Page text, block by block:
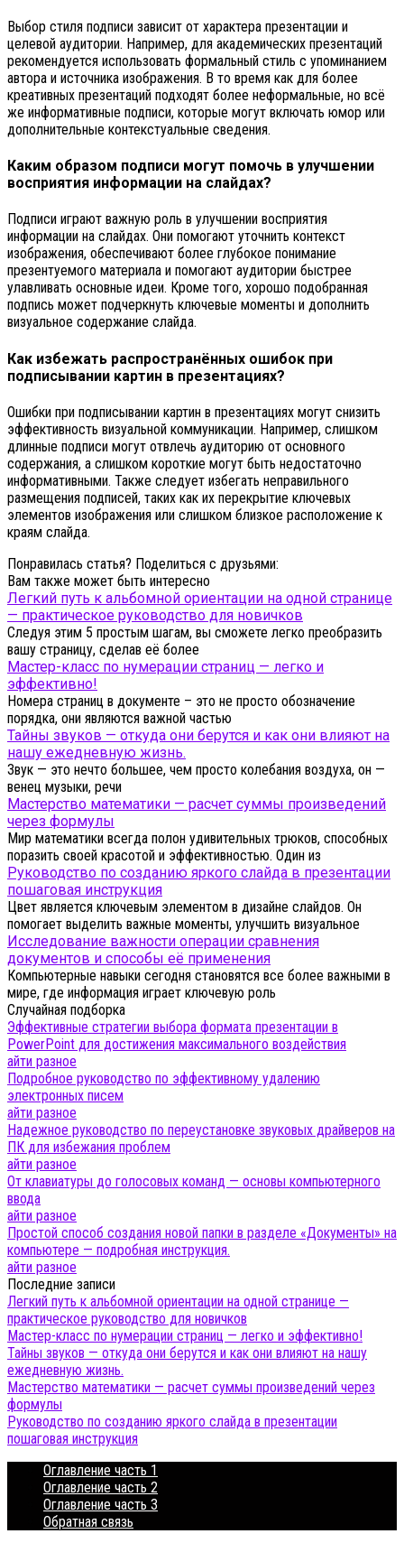
Выбор стиля подписи зависит от характера презентации и
целевой аудитории. Например, для академических презентаций
рекомендуется использовать формальный стиль с упоминанием
автора и источника изображения. В то время как для более
креативных презентаций подходят более неформальные, но всё
же информативные подписи, которые могут включать юмор или
дополнительные контекстуальные сведения.
Каким образом подписи могут помочь в улучшении
восприятия информации на слайдах?
Подписи играют важную роль в улучшении восприятия
информации на слайдах. Они помогают уточнить контекст
изображения, обеспечивают более глубокое понимание
презентуемого материала и помогают аудитории быстрее
улавливать основные идеи. Кроме того, хорошо подобранная
подпись может подчеркнуть ключевые моменты и дополнить
визуальное содержание слайда.
Как избежать распространённых ошибок при
подписывании картин в презентациях?
Ошибки при подписывании картин в презентациях могут снизить
эффективность визуальной коммуникации. Например, слишком
длинные подписи могут отвлечь аудиторию от основного
содержания, а слишком короткие могут быть недостаточно
информативными. Также следует избегать неправильного
размещения подписей, таких как их перекрытие ключевых
элементов изображения или слишком близкое расположение к
краям слайда.
Понравилась статья? Поделиться с друзьями:
Вам также может быть интересно
Легкий путь к альбомной ориентации на одной странице
— практическое руководство для новичков
Следуя этим 5 простым шагам, вы сможете легко преобразить
вашу страницу, сделав её более
Мастер-класс по нумерации страниц — легко и
эффективно!
Номера страниц в документе – это не просто обозначение
порядка, они являются важной частью
Тайны звуков — откуда они берутся и как они влияют на
нашу ежедневную жизнь.
Звук — это нечто большее, чем просто колебания воздуха, он —
венец музыки, речи
Мастерство математики — расчет суммы произведений
через формулы
Мир математики всегда полон удивительных трюков, способных
поразить своей красотой и эффективностью. Один из
Руководство по созданию яркого слайда в презентации
пошаговая инструкция
Цвет является ключевым элементом в дизайне слайдов. Он
помогает выделить важные моменты, улучшить визуальное
Исследование важности операции сравнения
документов и способы её применения
Компьютерные навыки сегодня становятся все более важными в
мире, где информация играет ключевую роль
Случайная подборка
Эффективные стратегии выбора формата презентации в
PowerPoint для достижения максимального воздействия
айти разное
Подробное руководство по эффективному удалению
электронных писем
айти разное
Надежное руководство по переустановке звуковых драйверов на
ПК для избежания проблем
айти разное
От клавиатуры до голосовых команд — основы компьютерного
ввода
айти разное
Простой способ создания новой папки в разделе «Документы» на
компьютере — подробная инструкция.
айти разное
Последние записи
Легкий путь к альбомной ориентации на одной странице —
практическое руководство для новичков
Мастер-класс по нумерации страниц — легко и эффективно!
Тайны звуков — откуда они берутся и как они влияют на нашу
ежедневную жизнь.
Мастерство математики — расчет суммы произведений через
формулы
Руководство по созданию яркого слайда в презентации
пошаговая инструкция
Оглавление часть 1
Оглавление часть 2
Оглавление часть 3
Обратная связь